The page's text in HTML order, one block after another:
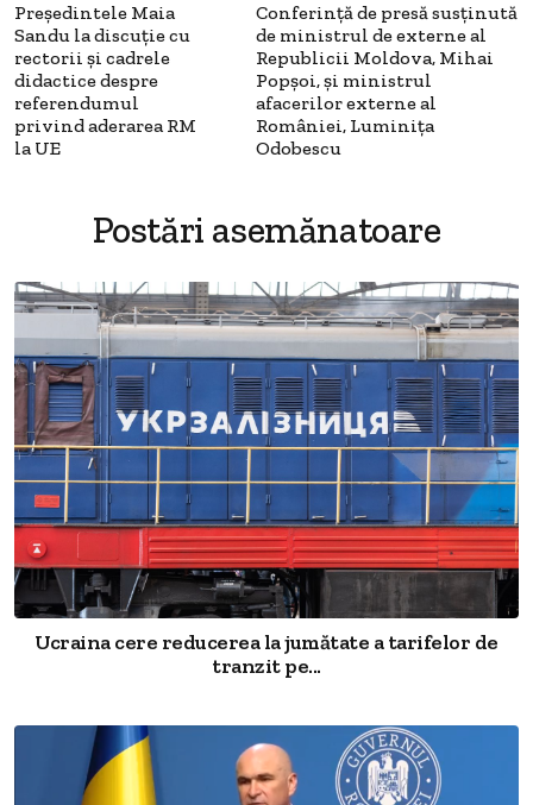
Președintele Maia
Sandu la discuție cu
rectorii și cadrele
didactice despre
referendumul
privind aderarea RM
la UE
Conferință de presă susținută
de ministrul de externe al
Republicii Moldova, Mihai
Popșoi, și ministrul
afacerilor externe al
României, Luminița
Odobescu
Postări asemănatoare
Ucraina cere reducerea la jumătate a tarifelor de
tranzit pe...